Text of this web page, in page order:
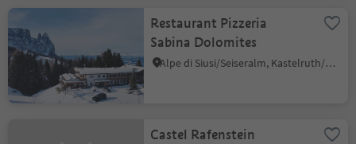
Restaurant Pizzeria
Sabina Dolomites
Alpe di Siusi/Seiseralm, Kastelruth/Castelrotto, Dolomites Region Seiser Alm
Castel Rafenstein